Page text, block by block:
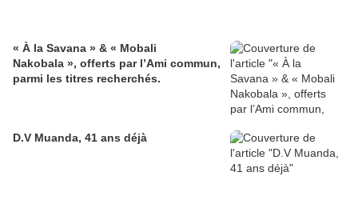
« À la Savana » & « Mobali
Nakobala », offerts par l’Ami commun,
parmi les titres recherchés.
D.V Muanda, 41 ans déjà